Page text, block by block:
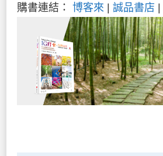
購書連結： 博客來 | 誠品書店 |